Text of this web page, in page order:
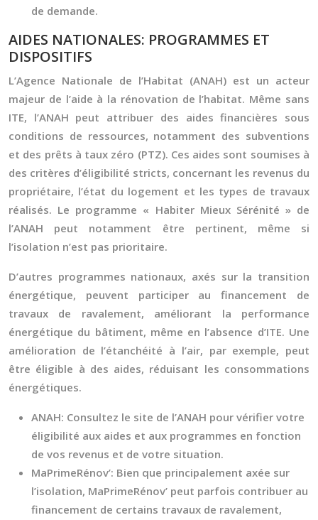
de demande.
AIDES NATIONALES: PROGRAMMES ET
DISPOSITIFS
L’Agence Nationale de l’Habitat (ANAH) est un acteur
majeur de l’aide à la rénovation de l’habitat. Même sans
ITE, l’ANAH peut attribuer des aides financières sous
conditions de ressources, notamment des subventions
et des prêts à taux zéro (PTZ). Ces aides sont soumises à
des critères d’éligibilité stricts, concernant les revenus du
propriétaire, l’état du logement et les types de travaux
réalisés. Le programme « Habiter Mieux Sérénité » de
l’ANAH peut notamment être pertinent, même si
l’isolation n’est pas prioritaire.
D’autres programmes nationaux, axés sur la transition
énergétique, peuvent participer au financement de
travaux de ravalement, améliorant la performance
énergétique du bâtiment, même en l’absence d’ITE. Une
amélioration de l’étanchéité à l’air, par exemple, peut
être éligible à des aides, réduisant les consommations
énergétiques.
ANAH: Consultez le site de l’ANAH pour vérifier votre
éligibilité aux aides et aux programmes en fonction
de vos revenus et de votre situation.
MaPrimeRénov’: Bien que principalement axée sur
l’isolation, MaPrimeRénov’ peut parfois contribuer au
financement de certains travaux de ravalement,